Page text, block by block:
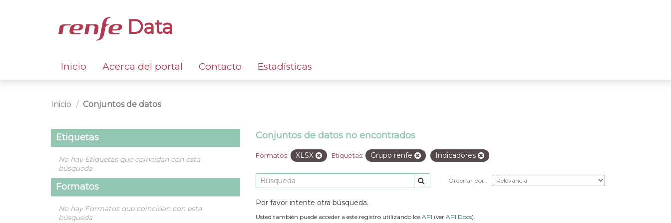
Data
Inicio Acerca del portal Contacto Estadísticas
Inicio Conjuntos de datos
Etiquetas
No hay Etiquetas que coincidan con esta
búsqueda
Formatos
No hay Formatos que coincidan con esta
búsqueda
Conjuntos de datos no encontrados
Formatos: XLSX Etiquetas: Grupo renfe Indicadores
Ordenar por
Por favor intente otra búsqueda.
Usted también puede acceder a este registro utilizando los API (ver API Docs).